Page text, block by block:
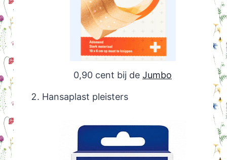
0,90 cent bij de Jumbo
Hansaplast pleisters